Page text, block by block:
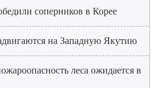
соперников в Корее
на Западную Якутию
леса ожидается в